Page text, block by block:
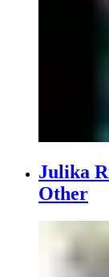
Julika
Other